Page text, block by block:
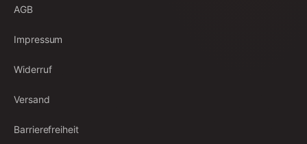
AGB
Impressum
Widerruf
Versand
Barrierefreiheit